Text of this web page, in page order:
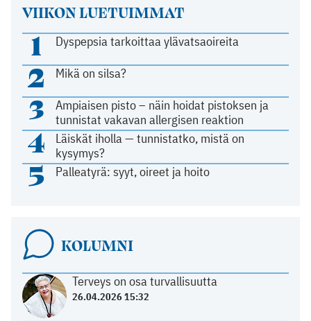
VIIKON LUETUIMMAT
1 Dyspepsia tarkoittaa ylävatsaoireita
2 Mikä on silsa?
3
Ampiaisen pisto – näin hoidat pistoksen ja
tunnistat vakavan allergisen reaktion
4
Läiskät iholla — tunnistatko, mistä on
kysymys?
5 Palleatyrä: syyt, oireet ja hoito
KOLUMNI
Terveys on osa turvallisuutta
26.04.2026 15:32